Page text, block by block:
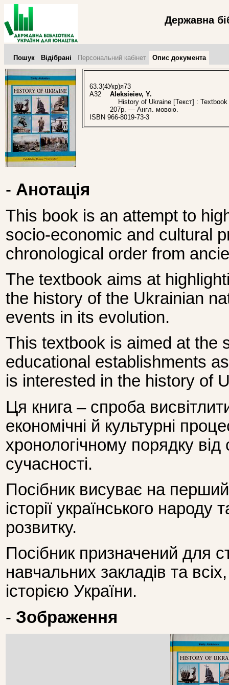
Державна
Пошук Відібрані Персональний кабінет Опис документа
63.3(4Укр)я73
A32
Aleksieiev, Y.
History of Ukraine [Текст] :
207р. — Англ. мовою.
ISBN 966-8019-73-3
- Анотація
This book is an attempt to
socio-economic and cultural
chronological order from
The textbook aims at
the history of the Ukrainian
events in its evolution.
This textbook is aimed at the
educational establishments
is interested in the history of
Ця книга – спроба
економічні й культурні
хронологічному порядку від
сучасності.
Посібник висуває на перший
історії українського народу
розвитку.
Посібник призначений для
навчальних закладів та
історією України.
- Зображення